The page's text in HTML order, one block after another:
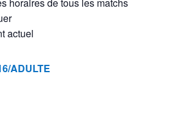
actuel
ADULTE